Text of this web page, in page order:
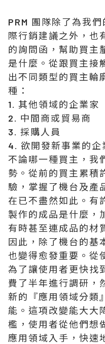
PRM 團隊除了為我
際行銷建議之外，也
的詢問函，幫助買主
是什麼。從跟買主接
出不同類型的買主輪
種：
1. 其他領域的企業家
2. 中間商或貿易商
3. 採購人員
4. 欲開發新事業的企
不論哪一種買主，我
勢。從前的買主累積
驗，掌握了機台及產
在已不盡然如此。有
製作的成品是什麼，
有時甚至連成品的材
因此，除了機台的基
也變得愈發重要。從
為了讓使用者更快找
費了半年進行調研，
新的『應用領域分類
能。這項改變能大大
檻，使用者從他們想
應用領域入手，快速